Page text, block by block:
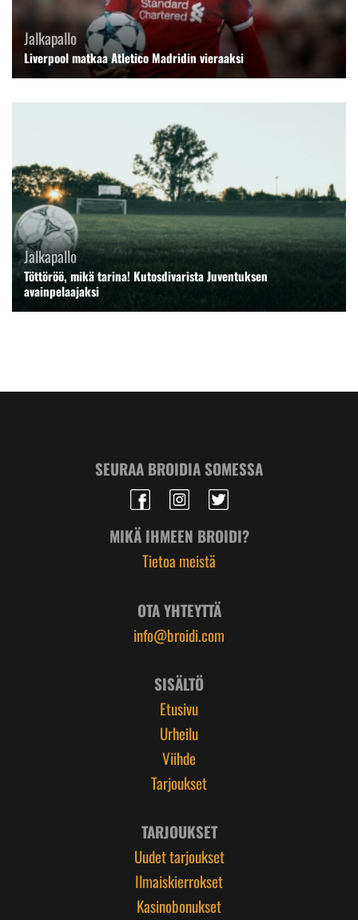
Jalkapallo
Liverpool matkaa Atletico Madridin vieraaksi
Jalkapallo
Töttöröö, mikä tarina! Kutosdivarista Juventuksen
avainpelaajaksi
SEURAA BROIDIA SOMESSA
MIKÄ IHMEEN BROIDI?
Tietoa meistä
OTA YHTEYTTÄ
info@broidi.com
SISÄLTÖ
Etusivu
Urheilu
Viihde
Tarjoukset
TARJOUKSET
Uudet tarjoukset
Ilmaiskierrokset
Kasinobonukset